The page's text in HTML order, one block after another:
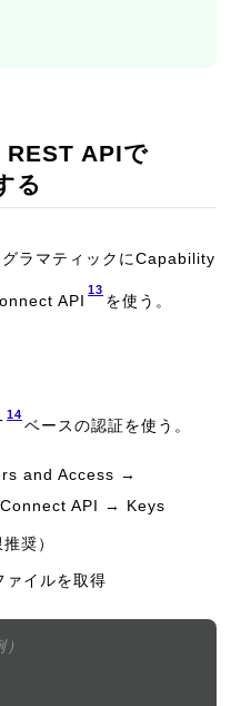
APIで
る
ラマティックにCapability
API
13
を使う。
14
ベースの認証を使う。
and Access →
API → Keys
奨）
ァイルを取得